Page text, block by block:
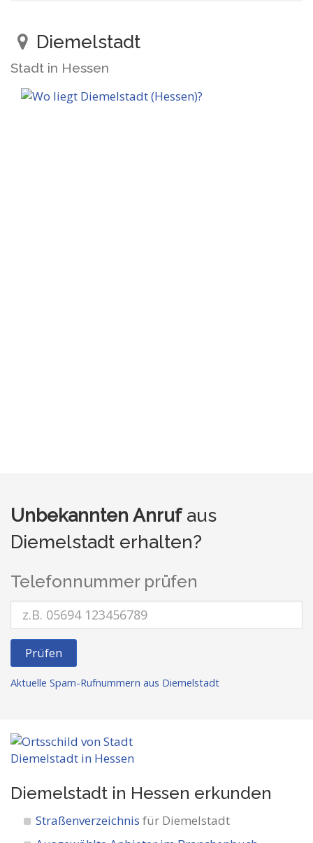
Diemelstadt
Stadt in Hessen
Unbekannten Anrufaus
Diemelstadt erhalten?
Telefonnummer prüfen
Prüfen
Aktuelle Spam-Rufnummern aus Diemelstadt
Diemelstadt in Hessen erkunden
Straßenverzeichnis für Diemelstadt